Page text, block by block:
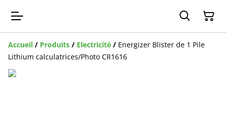
Accueil / Produits / Electricité / Energizer Blister de 1 Pile
Lithium calculatrices/Photo CR1616